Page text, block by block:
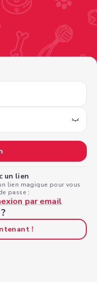
un lien
lien magique pour vous
passe :
par email
!
2cdc-